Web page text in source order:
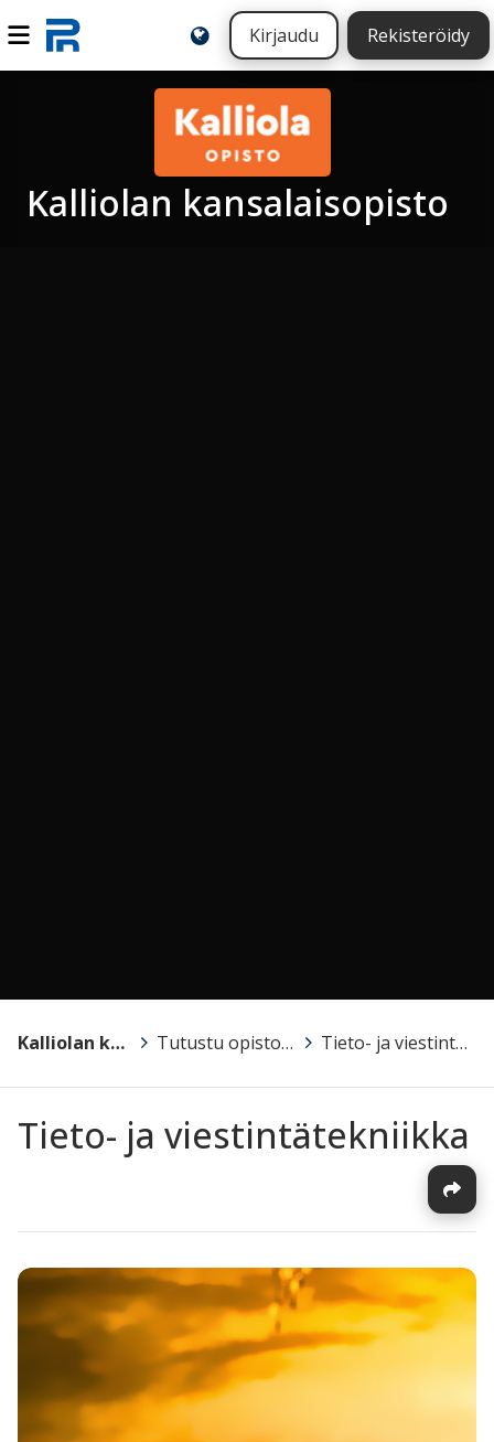
Kirjaudu Rekisteröidy
Kalliolan kansalaisopisto
Kalliolan kansalaisopisto Tutustu opistoon ja opetukseen! Tieto- ja viestintätekniikka
Tieto- ja viestintätekniikka